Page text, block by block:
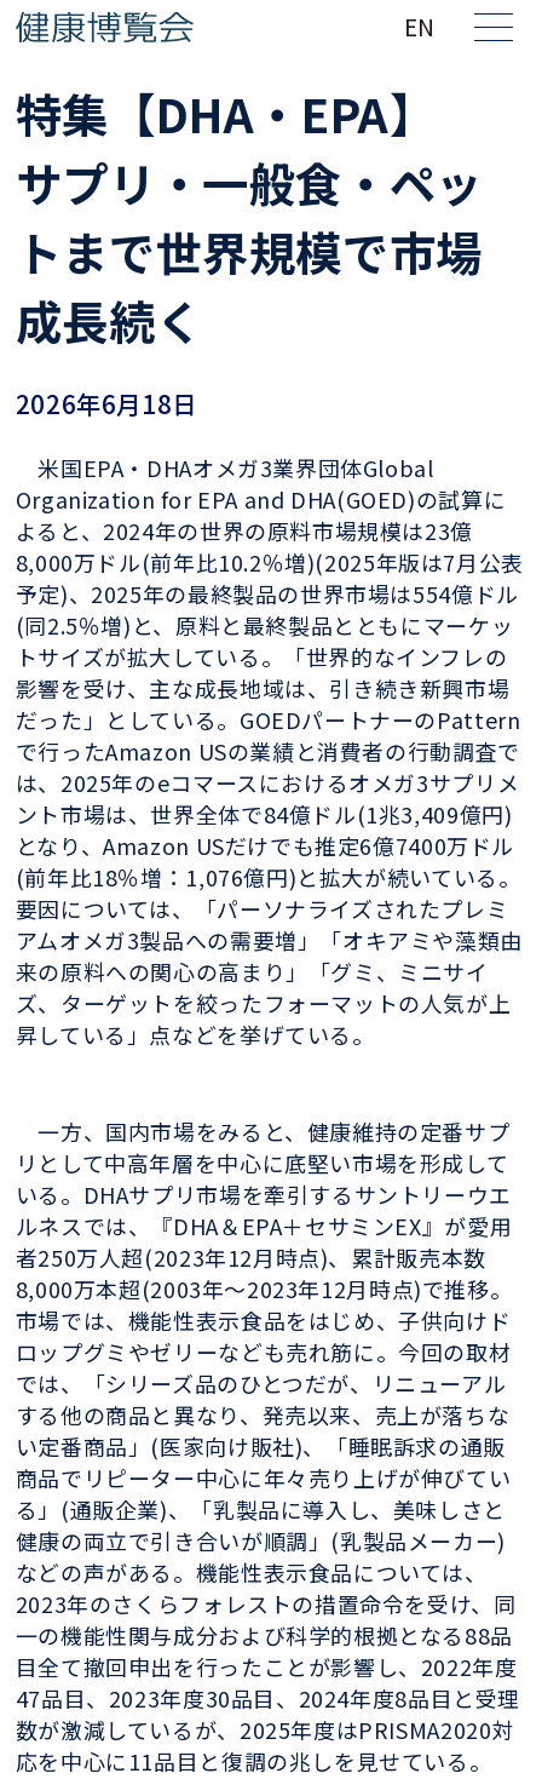
EN
特集【DHA・EPA】
サプリ・一般食・ペッ
トまで世界規模で市場
成長続く
2026年6月18日
米国EPA・DHAオメガ3業界団体Global
Organization for EPA and DHA(GOED)の試算に
よると、2024年の世界の原料市場規模は23億
8,000万ドル(前年比10.2％増)(2025年版は7月公表
予定)、2025年の最終製品の世界市場は554億ドル
(同2.5％増)と、原料と最終製品とともにマーケッ
トサイズが拡大している。「世界的なインフレの
影響を受け、主な成長地域は、引き続き新興市場
だった」としている。GOEDパートナーのPattern
で行ったAmazon USの業績と消費者の行動調査で
は、2025年のeコマースにおけるオメガ3サプリメ
ント市場は、世界全体で84億ドル(1兆3,409億円)
となり、Amazon USだけでも推定6億7400万ドル
(前年比18％増：1,076億円)と拡大が続いている。
要因については、「パーソナライズされたプレミ
アムオメガ3製品への需要増」「オキアミや藻類由
来の原料への関心の高まり」「グミ、ミニサイ
ズ、ターゲットを絞ったフォーマットの人気が上
昇している」点などを挙げている。
一方、国内市場をみると、健康維持の定番サプ
リとして中高年層を中心に底堅い市場を形成して
いる。DHAサプリ市場を牽引するサントリーウエ
ルネスでは、『DHA＆EPA＋セサミンEX』が愛用
者250万人超(2023年12月時点)、累計販売本数
8,000万本超(2003年〜2023年12月時点)で推移。
市場では、機能性表示食品をはじめ、子供向けド
ロップグミやゼリーなども売れ筋に。今回の取材
では、「シリーズ品のひとつだが、リニューアル
する他の商品と異なり、発売以来、売上が落ちな
い定番商品」(医家向け販社)、「睡眠訴求の通販
商品でリピーター中心に年々売り上げが伸びてい
る」(通販企業)、「乳製品に導入し、美味しさと
健康の両立で引き合いが順調」(乳製品メーカー)
などの声がある。機能性表示食品については、
2023年のさくらフォレストの措置命令を受け、同
一の機能性関与成分および科学的根拠となる88品
目全て撤回申出を行ったことが影響し、2022年度
47品目、2023年度30品目、2024年度8品目と受理
数が激減しているが、2025年度はPRISMA2020対
応を中心に11品目と復調の兆しを見せている。